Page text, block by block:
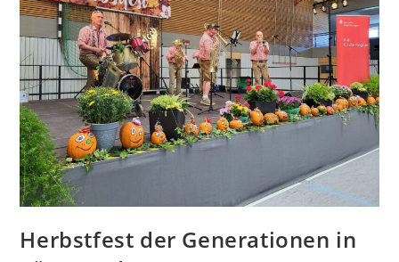
Herbstfest der Generationen in